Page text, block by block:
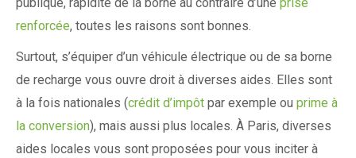
renforcée, toutes les raisons sont bonnes.
Surtout, s’équiper d’un véhicule électrique ou de sa borne
de recharge vous ouvre droit à diverses aides. Elles sont
à la fois nationales (crédit d’impôt par exemple ou prime à
la conversion), mais aussi plus locales. À Paris, diverses
aides locales vous sont proposées pour vous inciter à